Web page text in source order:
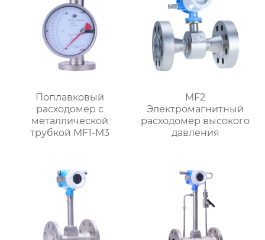
Поплавковый
расходомер с
металлической
трубкой MF1-M3
MF2
Электромагнитный
расходомер высокого
давления